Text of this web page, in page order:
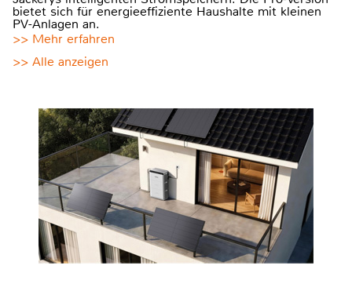
bietet sich für energieeffiziente Haushalte mit kleinen
PV-Anlagen an.
>> Mehr erfahren
>> Alle anzeigen